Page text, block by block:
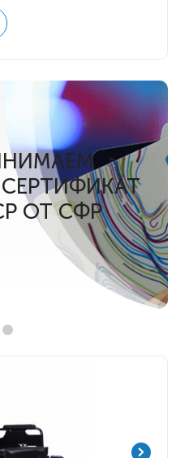
ОТ СФР